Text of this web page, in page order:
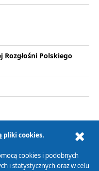
Rozgłośni Polskiego
pliki cookies.
cookies i podobnych
i statystycznych oraz w celu